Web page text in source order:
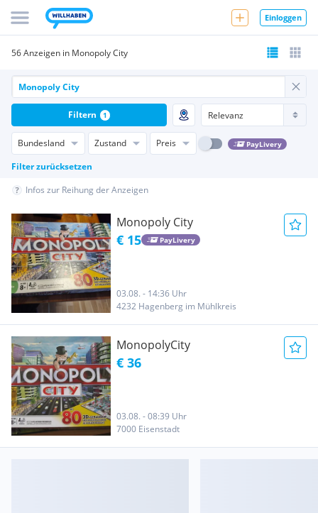
Einloggen
56 Anzeigen in Monopoly City
Bundesland Zustand Preis PayLivery
Filter zurücksetzen
Filtern 1
Infos zur Reihung der Anzeigen
Monopoly City
€ 15 PayLivery
03.08. - 14:36 Uhr
4232 Hagenberg im Mühlkreis
MonopolyCity
€ 36
03.08. - 08:39 Uhr
7000 Eisenstadt